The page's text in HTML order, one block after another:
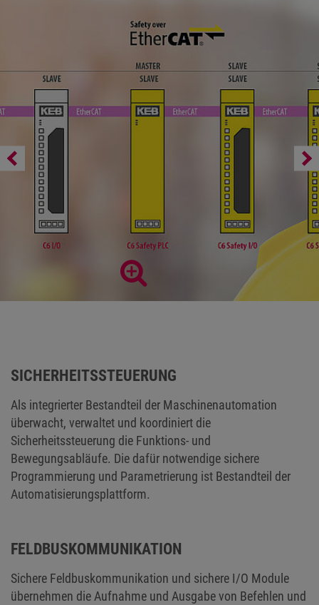
SICHERHEITSSTEUERUNG
Als integrierter Bestandteil der Maschinenautomation
überwacht, verwaltet und koordiniert die
Sicherheitssteuerung die Funktions- und
Bewegungsabläufe. Die dafür notwendige sichere
Programmierung und Parametrierung ist Bestandteil der
Automatisierungsplattform.
FELDBUSKOMMUNIKATION
Sichere Feldbuskommunikation und sichere I/O Module
übernehmen die Aufnahme und Ausgabe von Befehlen und